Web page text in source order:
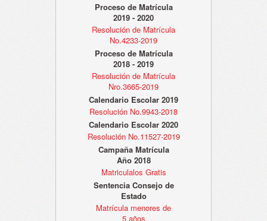
Proceso de Matrícula
2019 - 2020
Resolución de Matrícula
No.4233-2019
Proceso de Matrícula
2018 - 2019
Resolución de Matrícula
Nro.3665-2019
Calendario Escolar 2019
Resolución No.9943-2018
Calendario Escolar 2020
Resolución No.11527-2019
Campaña Matrícula
Año 2018
Matriculalos Gratis
Sentencia Consejo de
Estado
Matrícula menores de
5 años